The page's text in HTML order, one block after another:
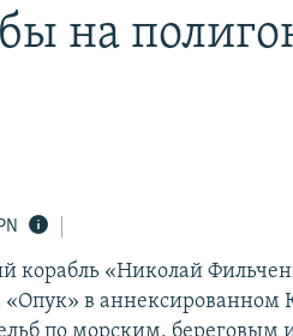
на
корабль «Николай
«Опук» в